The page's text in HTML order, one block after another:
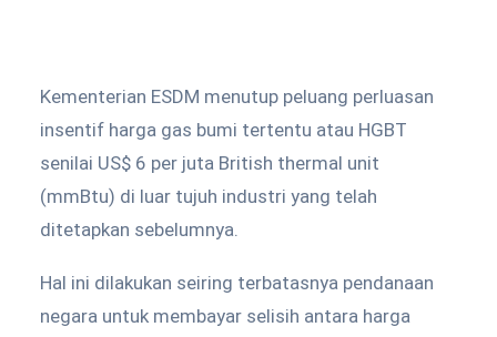
Kementerian ESDM menutup peluang perluasan
insentif harga gas bumi tertentu atau HGBT
senilai US$ 6 per juta British thermal unit
(mmBtu) di luar tujuh industri yang telah
ditetapkan sebelumnya.
Hal ini dilakukan seiring terbatasnya pendanaan
negara untuk membayar selisih antara harga